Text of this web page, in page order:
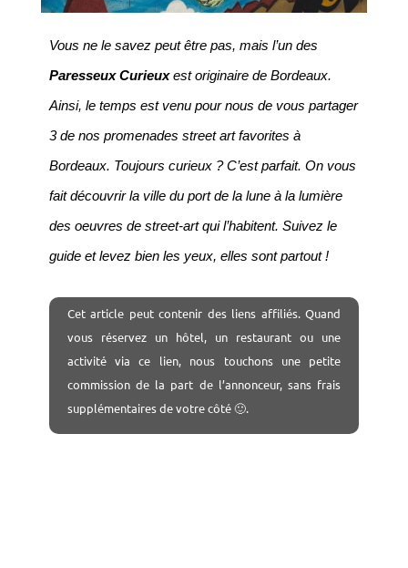
Vous ne le savez peut être pas, mais l’un des
Paresseux Curieuxest originaire de Bordeaux.
Ainsi, le temps est venu pour nous de vous partager
3 de nos promenades street art favorites à
Bordeaux. Toujours curieux ? C’est parfait. On vous
fait découvrir la ville du port de la lune à la lumière
des oeuvres de street-art qui l’habitent. Suivez le
guide et levez bien les yeux, elles sont partout !
Cetarticle peut contenir des liens affiliés. Quand
vous réservez un hôtel, un restaurant ou une
activité via ce lien, nous touchons une petite
commission de la part de l’annonceur, sans frais
supplémentaires de votre côté 🙂.